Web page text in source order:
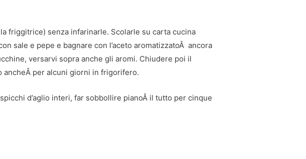
friggitrice) senza infarinarle. Scolarle su carta cucina
sale e pepe e bagnare con l’aceto aromatizzatoÂ ancora
versarvi sopra anche gli aromi. Chiudere poi il
ancheÂ per alcuni giorni in frigorifero.
d’aglio interi, far sobbollire pianoÂ il tutto per cinque